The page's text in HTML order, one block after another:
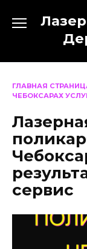
содержанию
ГЛАВНАЯ
ЧЕБОКСАРАХ
сервис